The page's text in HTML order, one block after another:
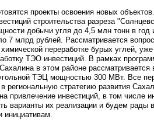
проекты освоения новых
строительства разреза
добычи угля до 4,5 млн тонн в
7 млрд рублей. Рассматривается
переработке бурых углей,
ТЭО инвестиций. В рамках
в этом районе рассматривается
ТЭЦ мощностью 300 МВт. Все
региональную стратегию развития
привлечение инвестиций, в том числе
варианты их реализации и будем рады